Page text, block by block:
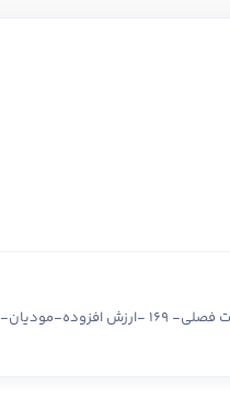
آرسس فولاد ایرانیان-آریاتجارت سده-صرافی افشار-اصفهان شگلات-قرض الحسنه اصناف معاملات فصلی- 169 -ارزش افزوده-مودیان-